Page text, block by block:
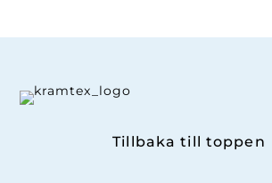
Tillbaka till toppen